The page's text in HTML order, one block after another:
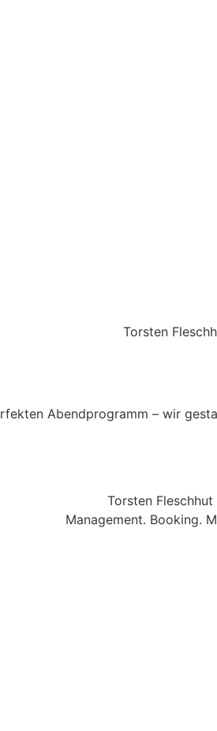
Torsten
Abendprogramm – wir
Torsten Fleschhut
Management. Booking.